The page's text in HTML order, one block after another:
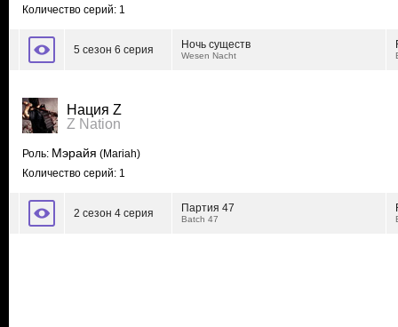
Количество серий: 1
5 сезон 6 серия Ночь существ
Wesen Nacht
Нация Z
Z Nation
Роль: Мэрайя (Mariah)
Количество серий: 1
2 сезон 4 серия Партия 47
Batch 47